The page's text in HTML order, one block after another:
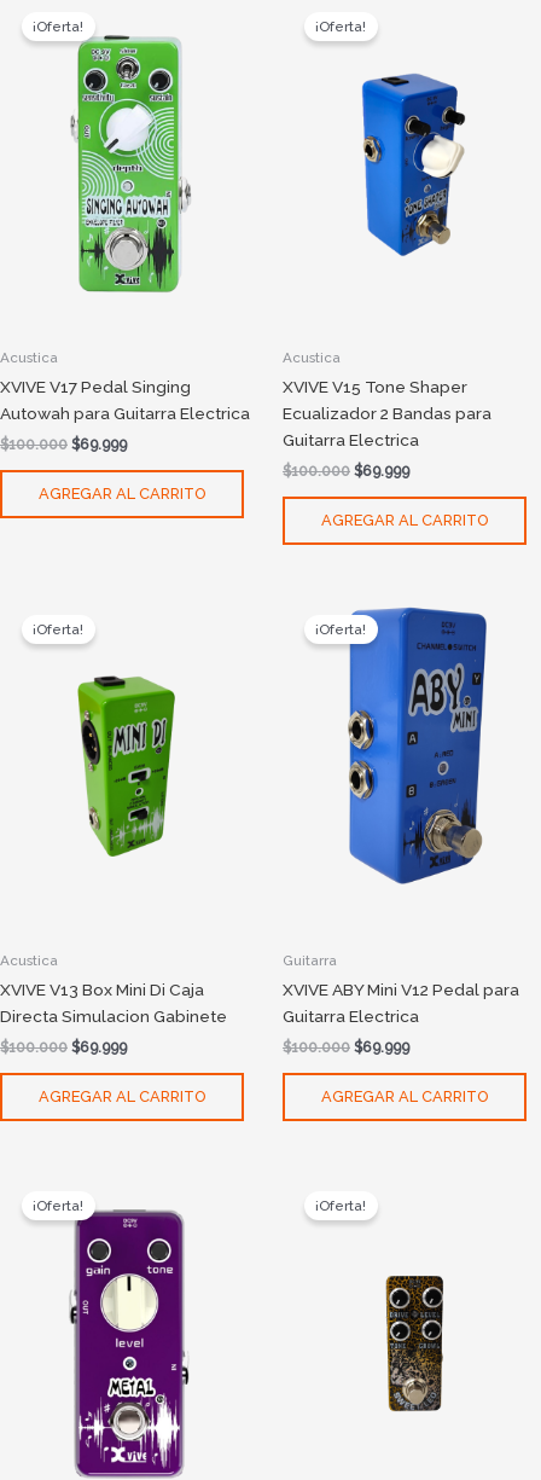
¡Oferta!
Acustica
XVIVE V17 Pedal Singing
Autowah para Guitarra Electrica
$100.000
price
was:
$100.000.
$69.999
is:
$69.999.
AGREGAR AL CARRITO
¡Oferta!
Acustica
XVIVE V15 Tone Shaper
Ecualizador 2 Bandas para
Guitarra Electrica
$100.000
price
was:
$69.999
AGREGAR AL CARRITO
¡Oferta!
Acustica
XVIVE V13 Box Mini Di Caja
Directa Simulacion Gabinete
$100.000
price
was:
$69.999
AGREGAR AL CARRITO
¡Oferta!
Guitarra
XVIVE ABY Mini V12 Pedal para
Guitarra Electrica
$100.000
price
was:
$69.999
price
is:
$69.999.
AGREGAR AL CARRITO
¡Oferta!price
was:
$100.000.
is:
$69.999.
¡Oferta!price
was: